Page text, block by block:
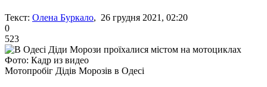
Текст: Олена Буркало, 26 грудня 2021, 02:20
0
523
Фото: Кадр из видео
Мотопробіг Дідів Морозів в Одесі